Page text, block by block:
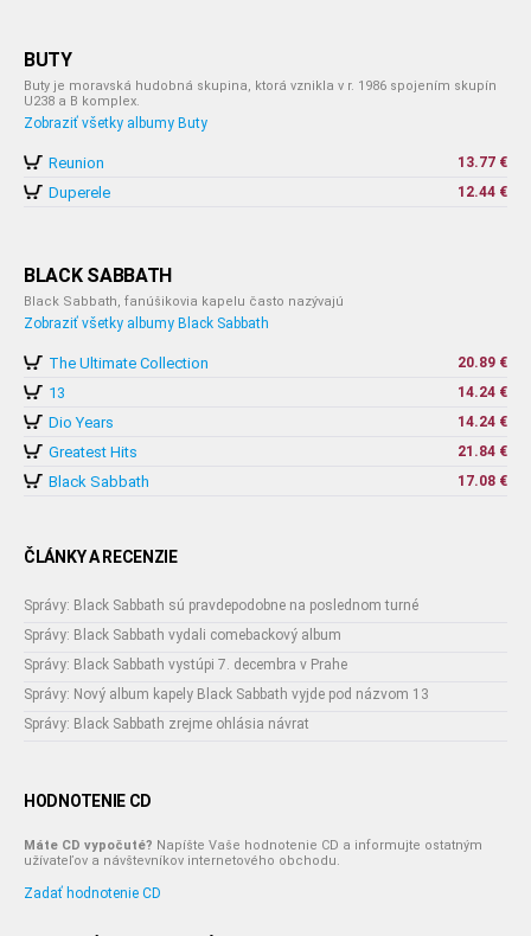
BUTY
Buty je moravská hudobná skupina, ktorá vznikla v r. 1986 spojením skupín
U238 a B komplex.
Zobraziť všetky albumy Buty
Reunion 13.77 €
Duperele 12.44 €
BLACK SABBATH
Black Sabbath, fanúšikovia kapelu často nazývajú
Zobraziť všetky albumy Black Sabbath
The Ultimate Collection 20.89 €
13 14.24 €
Dio Years 14.24 €
Greatest Hits 21.84 €
Black Sabbath 17.08 €
ČLÁNKY A RECENZIE
Správy: Black Sabbath sú pravdepodobne na poslednom turné
Správy: Black Sabbath vydali comebackový album
Správy: Black Sabbath vystúpi 7. decembra v Prahe
Správy: Nový album kapely Black Sabbath vyjde pod názvom 13
Správy: Black Sabbath zrejme ohlásia návrat
HODNOTENIE CD
Máte CD vypočuté? Napíšte Vaše hodnotenie CD a informujte ostatným
užívateľov a návštevníkov internetového obchodu.
Zadať hodnotenie CD